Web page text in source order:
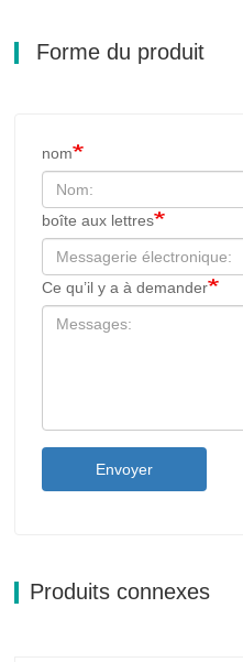
Forme du produit
nom
boîte aux lettres
Ce qu’il y a à demander
Envoyer
Produits connexes